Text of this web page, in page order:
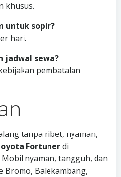
khusus.
untuk sopir?
hari.
jadwal sewa?
pembatalan
tanpa ribet, nyaman,
Fortunerdi
nyaman, tangguh, dan
Bromo, Balekambang,